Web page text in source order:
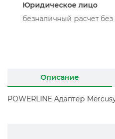
Юридическое лицо
безналичный расчет
Описание
POWERLINE Адаптер